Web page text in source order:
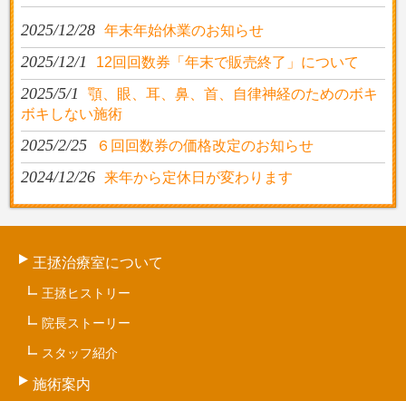
2025/12/28 年末年始休業のお知らせ
2025/12/1 12回回数券「年末で販売終了」について
2025/5/1
顎、眼、耳、鼻、首、自律神経のためのボキ
ボキしない施術
2025/2/25 ６回回数券の価格改定のお知らせ
2024/12/26 来年から定休日が変わります
王拯治療室について
王拯ヒストリー
院長ストーリー
スタッフ紹介
施術案内